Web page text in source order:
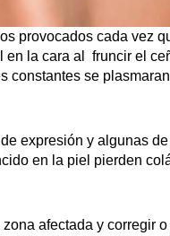
provocados cada vez
en la cara al fruncir el
constantes se
expresión y algunas
en la piel pierden
afectada y corregir o